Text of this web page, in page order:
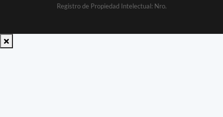
Registro de Propiedad Intelectual: Nro.